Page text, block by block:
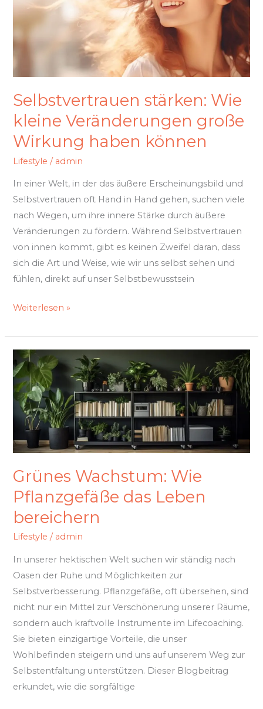
Selbstvertrauen stärken: Wie
kleine Veränderungen große
Wirkung haben können
Lifestyle / admin
In einer Welt, in der das äußere Erscheinungsbild und
Selbstvertrauen oft Hand in Hand gehen, suchen viele
nach Wegen, um ihre innere Stärke durch äußere
Veränderungen zu fördern. Während Selbstvertrauen
von innen kommt, gibt es keinen Zweifel daran, dass
sich die Art und Weise, wie wir uns selbst sehen und
fühlen, direkt auf unser Selbstbewusstsein
Veränderungen
große
können
Weiterlesen »
Grünes Wachstum: Wie
Pflanzgefäße das Leben
bereichern
Lifestyle / admin
In unserer hektischen Welt suchen wir ständig nach
Oasen der Ruhe und Möglichkeiten zur
Selbstverbesserung. Pflanzgefäße, oft übersehen, sind
nicht nur ein Mittel zur Verschönerung unserer Räume,
sondern auch kraftvolle Instrumente im Lifecoaching.
Sie bieten einzigartige Vorteile, die unser
Wohlbefinden steigern und uns auf unserem Weg zur
Selbstentfaltung unterstützen. Dieser Blogbeitrag
erkundet, wie die sorgfältige
Grünes
Wachstum:
Wie
Pflanzgefäße
das
bereichern